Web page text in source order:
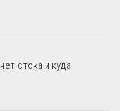
стока и куда